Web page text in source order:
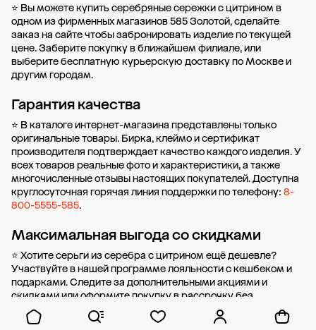
⭐ Вы можете купить серебряные сережки с цитрином в
одном из фирменных магазинов 585 Золотой, сделайте
заказ на сайте чтобы забронировать изделие по текущей
цене. Заберите покупку вближайшем филиале, или
выберите бесплатную курьерскую доставку по Москве и
другим городам.
Гарантия качества
⭐ В каталоге интернет-магазина представлены только
оригинальные товары. Бирка, клеймо и сертификат
производителя подтверждает качество каждого изделия. У
всех товаров реальные фото и характеристики, а также
многочисленные отзывы настоящих покупателей. Доступна
круглосуточная горячая линия поддержки по телефону: 8-
800-5555-585.
Максимальная выгода со скидками
⭐ Хотите серьги из серебра с цитрином ещё дешевле?
Участвуйте в нашейпрограмме лояльностис кешбеком и
подарками. Следите за дополнительнымиакциями и
скидкамиили оформитепокупку в рассрочкубез
первоначального взноса от стоимости.